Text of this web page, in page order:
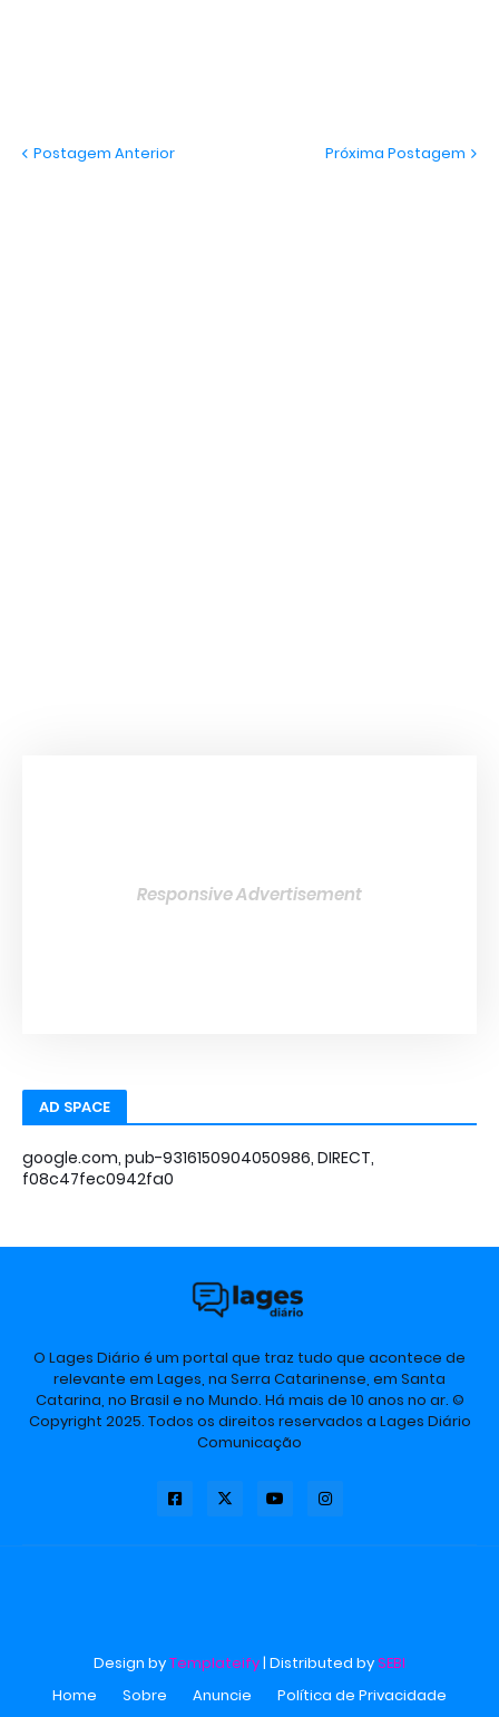
Postagem Anterior Próxima Postagem
Responsive Advertisement
AD SPACE
google.com, pub-9316150904050986, DIRECT,
f08c47fec0942fa0
O Lages Diário é um portal que traz tudo que acontece de
relevante em Lages, na Serra Catarinense, em Santa
Catarina, no Brasil e no Mundo. Há mais de 10 anos no ar. ©
Copyright 2025. Todos os direitos reservados a Lages Diário
Comunicação
Design byTemplateify| Distributed bySEBI
Home
Sobre Anuncie
Política de Privacidade